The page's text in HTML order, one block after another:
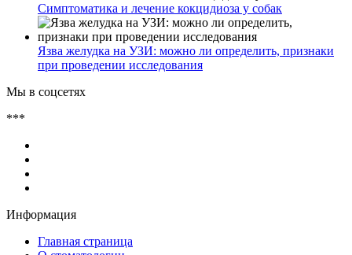
Симптоматика и лечение кокцидиоза у собак
Язва желудка на УЗИ: можно ли определить, признаки
при проведении исследования
Мы в соцсетях
***
Информация
Главная страница